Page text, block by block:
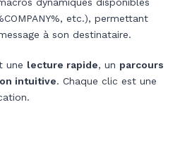
etc.), permettant
à son destinataire.
une lecture rapide, un parcours
intuitive. Chaque clic est une